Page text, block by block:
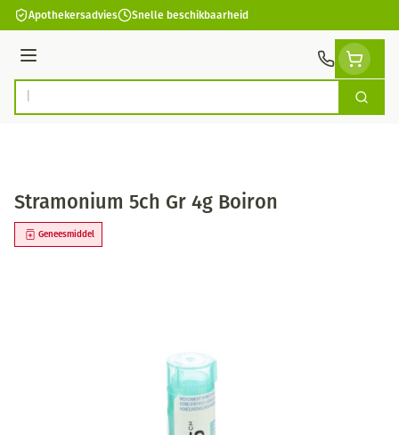
Ga naar de inhoud
Apothekersadvies Snelle beschikbaarheid
Menu
Product, merk, categorie... Zoek
Stramonium 5ch Gr 4g Boiron
Geneesmiddel